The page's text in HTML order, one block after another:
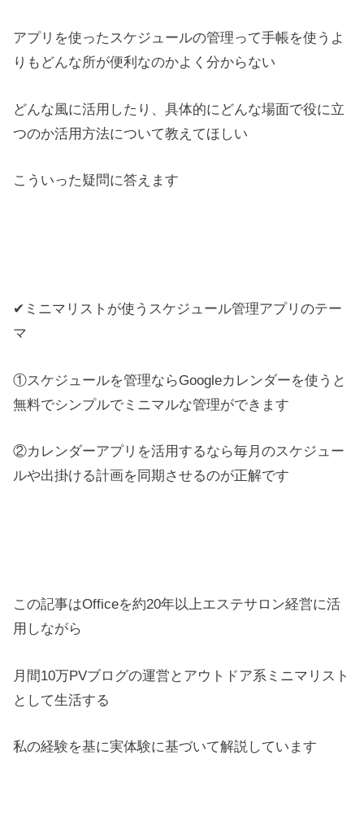
アプリを使ったスケジュールの管理って手帳を使うよ
りもどんな所が便利なのかよく分からない
どんな風に活用したり、具体的にどんな場面で役に立
つのか活用方法について教えてほしい
こういった疑問に答えます
✔ミニマリストが使うスケジュール管理アプリのテー
マ
①スケジュールを管理ならGoogleカレンダーを使うと
無料でシンプルでミニマルな管理ができます
②カレンダーアプリを活用するなら毎月のスケジュー
ルや出掛ける計画を同期させるのが正解です
この記事はOfficeを約20年以上エステサロン経営に活
用しながら
月間10万PVブログの運営とアウトドア系ミニマリスト
として生活する
私の経験を基に実体験に基づいて解説しています